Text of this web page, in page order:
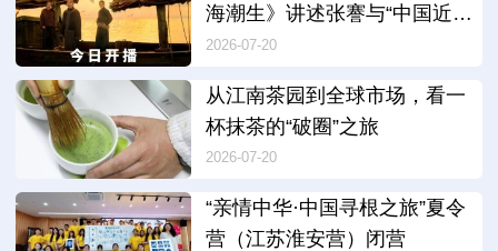
海潮生》讲述张謇与“中国近代
第一城”
2026-07-20
从江南茶园到全球市场，看一
杯抹茶的“破圈”之旅
2026-07-20
“亲情中华·中国寻根之旅”夏令
营（江苏淮安营）闭营